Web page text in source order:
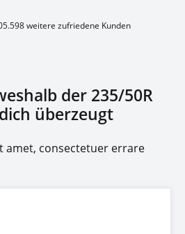
weitere zufriedene Kunden
der 235/50R
dich überzeugt
amet, consectetuer errare